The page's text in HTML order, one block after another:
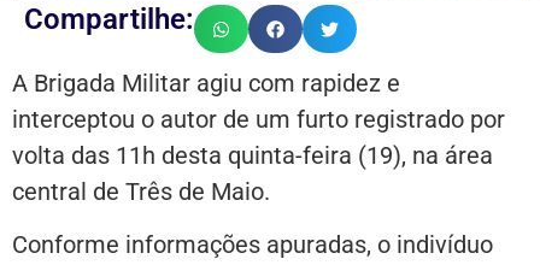
Compartilhe:
A Brigada Militar agiu com rapidez e
interceptou o autor de um furto registrado por
volta das 11h desta quinta-feira (19), na área
central de Três de Maio.
Conforme informações apuradas, o indivíduo